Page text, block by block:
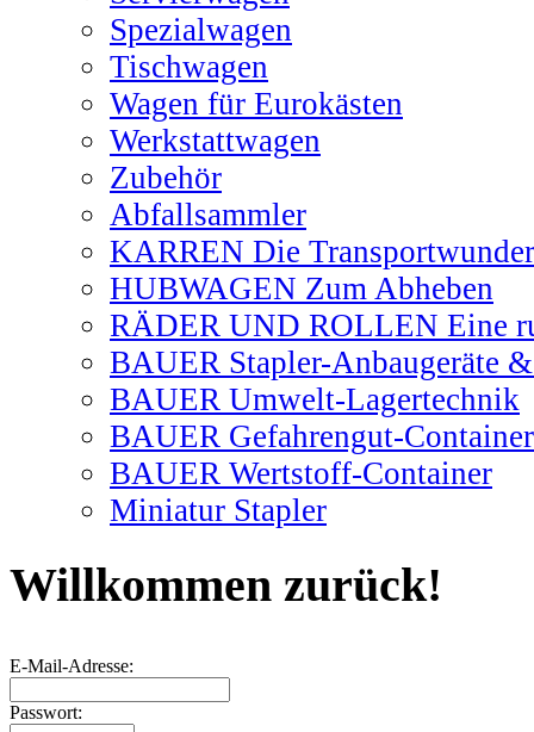
Spezialwagen
Tischwagen
Wagen für Eurokästen
Werkstattwagen
Zubehör
Abfallsammler
KARREN Die Transportwunder
HUBWAGEN Zum Abheben
RÄDER UND ROLLEN Eine
BAUER Stapler-Anbaugeräte
BAUER Umwelt-Lagertechnik
BAUER Gefahrengut-Container
BAUER Wertstoff-Container
Miniatur Stapler
Willkommen zurück!
E-Mail-Adresse:
Passwort: